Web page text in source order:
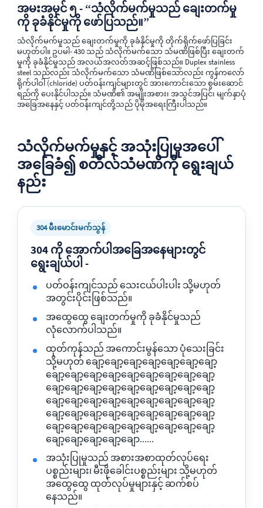
အမးအမှင် ၅ - “သံလိုက်မက်မှုသည် ချေးတက်မှု
ကို ခုခံနိုင်မှုကို ဖော်ပြသည်။”
သံလိုက်မက်မှုသည် ချေးတက်မှုကို ခုခံနိုင်မှုကို တိုက်ရိုက်ဖော်ပြခြင်း
မဟုတ်ပါ။ ဥပမါ- 430 သည် သံလိုက်မက်သော သံမဏိဖြစ်ပြီး ချေးတက်
မှုကို ခုခံနိုင်မှုသည် အလယ်အလတ်အဆင့်ဖြစ်သည်။ Duplex stainless
steel သည်လည်း သံလိုက်မက်သော သံမဏိဖြစ်သော်လည်း ကွန်ကလော်
ရိုက်ပါဝါ (chloride) ပတ်ဝန်းကျင်များတွင် အားကောင်းသော စွမ်းဆောင်
ရည်ကို ပေးနိုင်ပါသည်။ သံမဏိ၏ အမျိုးအစား၊ အသွင်အပြင်၊ မျက်နှာပုံ
အခြေအနေနှင့် ပတ်ဝန်းကျင်တို့သည် ပိုမိုအရေးကြီးပါသည်။
သံလိုက်မက်မှုနှင့် အသုံးပြုမှုအပေါ်
အခြေခံ၍ စတီလ်သံမဏိကို ရွေးချယ်
နည်း
304 မီးမောင်းမက်သွန်
304 ကို အောက်ပါအခြေအနေများတွင်
ရွေးချယ်ပါ -
ပတ်ဝန်းကျင်သည် သေးငယ်ပါးပါး သို့မဟုတ်
အတွင်းပိုင်းဖြစ်သည်။
အထွေထွေ ချေးတက်မှုကို ခုခံနိုင်မှုသည်
လုံလောက်ပါသည်။
ထုတ်ကုန်သည် အကောင်းမွန်သော ပုံသေးခြင်း
သို့မဟုတ် ချော့ချော့ချော့ချော့ချော့ချော့ချော့
ချော့ချော့ချော့ချော့ချော့ချော့ချော့ချော့ချော့
ချော့ချော့ချော့ချော့ချော့ချော့ချော့ချော့ချော့
ချော့ချော့ချော့ချော့ချော့ချော့ချော့ချော့ချော့
ချော့ချော့ချော့ချော့ချော့ချော့ချော့ချော့ချော့
ချော့ချော့ချော့ချော့ချော့ချော့ချော့ချော့ချော့
ချော့ချော့ချော့ချော့ချော......
အသုံးပြုမှုသည် အစားအစာထုတ်လုပ်ရေး
ပစ္စည်းများ၊ မီးဖိုခေါင်းပစ္စည်းများ သို့မဟုတ်
အထွေထွေ ထုတ်လုပ်မှုများနှင့် ဆက်စပ်
နေသည်။